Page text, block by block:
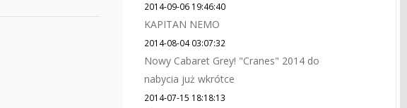
2014-09-06 19:46:40
KAPITAN NEMO
2014-08-04 03:07:32
Nowy Cabaret Grey! "Cranes" 2014 do
nabycia już wkrótce
2014-07-15 18:18:13